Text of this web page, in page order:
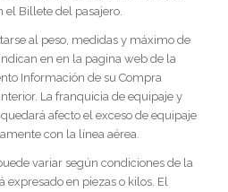
el Billete del pasajero.
al peso, medidas y máximo de
en en la pagina web de la
Información de su Compra
La franquicia de equipaje y
afecto el exceso de equipaje
con la línea aérea.
variar según condiciones de la
expresado en piezas o kilos. El